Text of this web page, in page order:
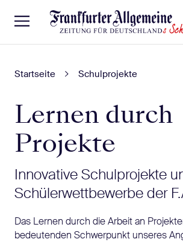
Startseite Schulprojekte
Lernen durch
Projekte
Innovative Schulprojekte
Schülerwettbewerbe der
Das Lernen durch die Arbeit an
bedeutenden Schwerpunkt unseres